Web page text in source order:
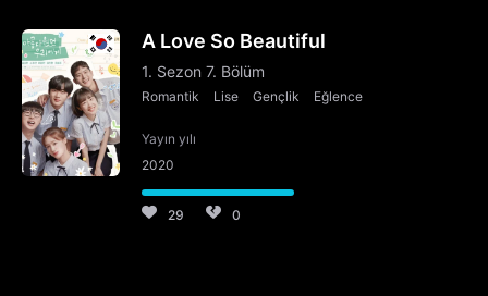
A Love So Beautiful
1. Sezon 7. Bölüm
Romantik Lise Gençlik Eğlence
Yayın yılı
2020
29 0